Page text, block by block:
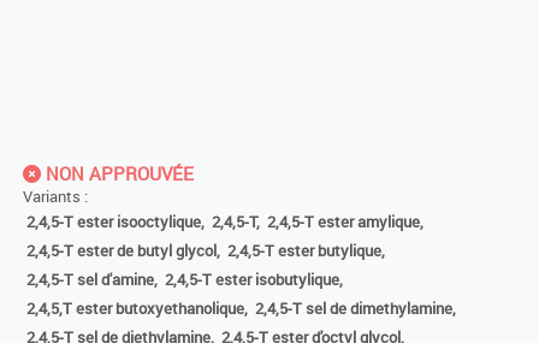
NON APPROUVÉE
Variants :
2,4,5-T ester isooctylique, 2,4,5-T, 2,4,5-T ester amylique,
2,4,5-T ester de butyl glycol, 2,4,5-T ester butylique,
2,4,5-T sel d'amine, 2,4,5-T ester isobutylique,
2,4,5,T ester butoxyethanolique, 2,4,5-T sel de dimethylamine,
2,4,5-T sel de diethylamine, 2,4,5-T ester d'octyl glycol,